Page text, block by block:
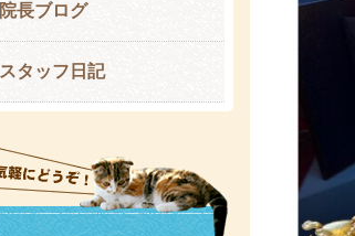
院長ブログ
スタッフ日記